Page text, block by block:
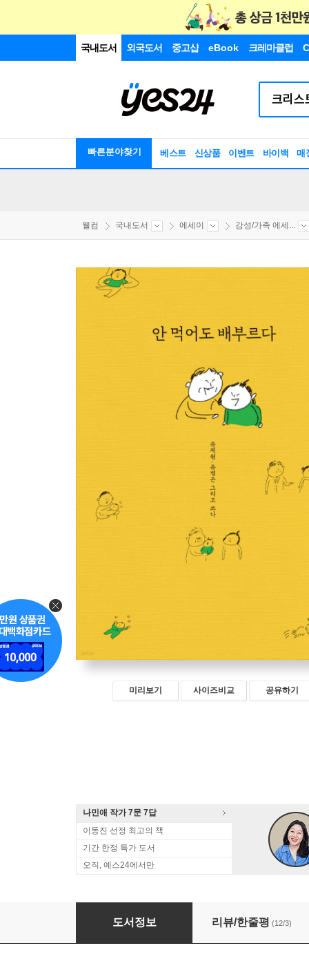
국내도서 외국도서 중고샵 eBook 크레마클럽
빠른분야찾기 베스트 신상품 이벤트 바이백 매
웰컴 국내도서 에세이 감성/가족 에세...
미리보기 사이즈비교 공유하기
나민애 작가 7문 7답
이동진 선정 최고의 책
기간 한정 특가 도서
오직, 예스24에서만
안 먹어도 배부르다
도서정보 리뷰/한줄평 (12/3)